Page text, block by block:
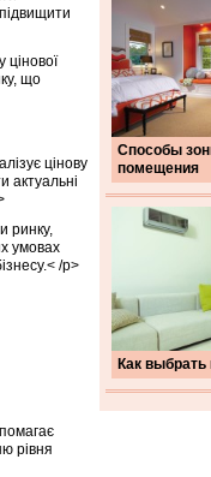
Способы
помещения
Как
цінової
що
цінову
актуальні
ринку,
умовах
/p>
рівня